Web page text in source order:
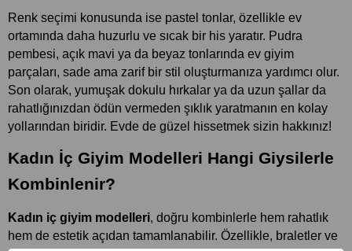
Renk seçimi konusunda ise pastel tonlar, özellikle ev
ortamında daha huzurlu ve sıcak bir his yaratır. Pudra
pembesi, açık mavi ya da beyaz tonlarında ev giyim
parçaları, sade ama zarif bir stil oluşturmanıza yardımcı olur.
Son olarak, yumuşak dokulu hırkalar ya da uzun şallar da
rahatlığınızdan ödün vermeden şıklık yaratmanın en kolay
yollarından biridir. Evde de güzel hissetmek sizin hakkınız!
Kadın İç Giyim Modelleri Hangi Giysilerle
Kombinlenir?
Kadın iç giyim modelleri, doğru kombinlerle hem rahatlık
hem de estetik açıdan tamamlanabilir. Özellikle, braletler ve